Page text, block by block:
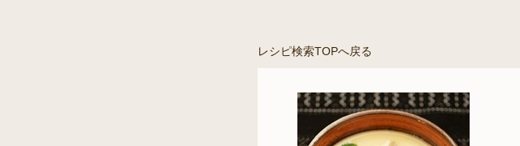
レシピ検索TOPへ戻る